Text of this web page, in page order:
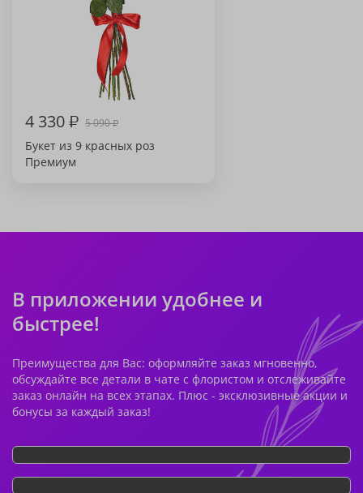
4 330₽ 5 090₽
Букет из 9 красных роз
Премиум
В приложении удобнее и
быстрее!
Преимущества для Вас: оформляйте заказ мгновенно,
обсуждайте все детали в чате с флористом и отслеживайте
заказ онлайн на всех этапах. Плюс - эксклюзивные акции и
бонусы за каждый заказ!